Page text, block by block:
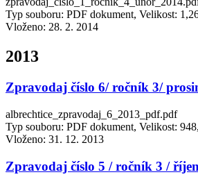
Typ souboru: PDF dokument, Velikost:
Vloženo: 28. 2. 2014
2013
Zpravodaj číslo 6/ ročník 3/
albrechtice_zpravodaj_6_2013_pdf.pdf
Typ souboru: PDF dokument, Velikost:
Vloženo: 31. 12. 2013
Zpravodaj číslo 5 / ročník 3 /